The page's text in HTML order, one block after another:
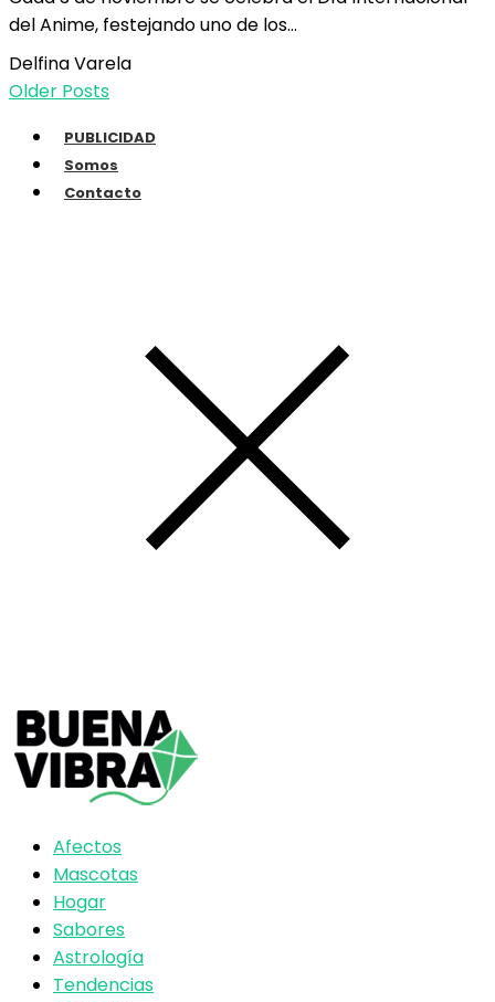
del Anime, festejando uno de los…
Delfina Varela
Older Posts
PUBLICIDAD
Somos
Contacto
Afectos
Mascotas
Hogar
Sabores
Astrología
Tendencias